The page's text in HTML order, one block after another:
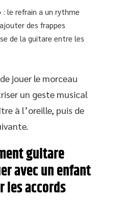
: le refrain a un rythme
des frappes
de la guitare entre les
jouer le morceau
un geste musical
à l’oreille, puis de
guitare
avec un enfant
les accords